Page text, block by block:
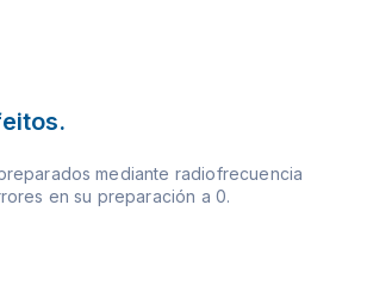
mediante radiofrecuencia
en su preparación a 0.